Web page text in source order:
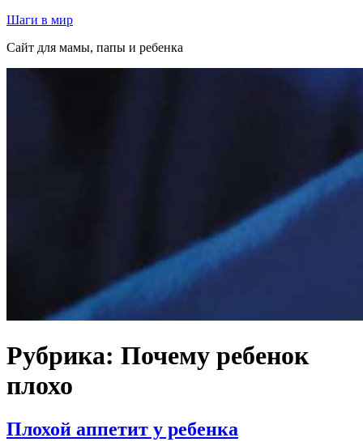
Перейти
содержимому
Шаги в мир
Сайт для мамы, папы и ребенка
Рубрика: Почему ребенок
плохо
Плохой аппетит у ребенка